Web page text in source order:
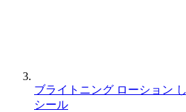
ブライトニング ローション
シール